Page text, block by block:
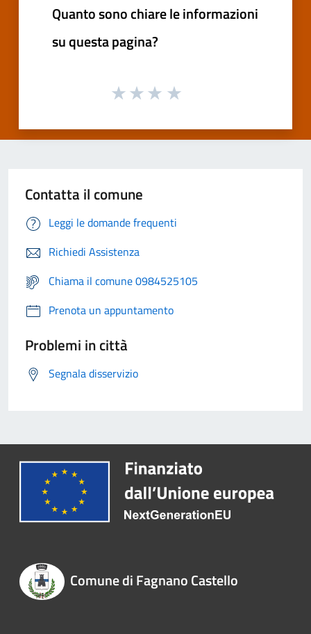
Quanto sono chiare le informazioni
su questa pagina?
Contatta il comune
Leggi le domande frequenti
Richiedi Assistenza
Chiama il comune 0984525105
Prenota un appuntamento
Problemi in città
Segnala disservizio
Comune di Fagnano Castello